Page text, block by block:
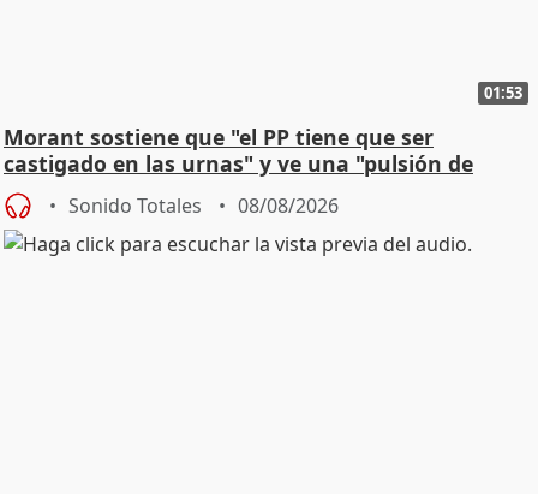
01:53
Morant sostiene que "el PP tiene que ser
castigado en las urnas" y ve una "pulsión de
cambio"
Sonido Totales 08/08/2026